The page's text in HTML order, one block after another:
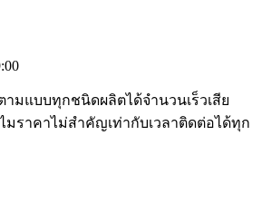
มแบบทุกชนิดผลิตได้จำนวนเร็วเสีย
มราคาไม่สำคัญเท่ากับเวลาติดต่อได้ทุก